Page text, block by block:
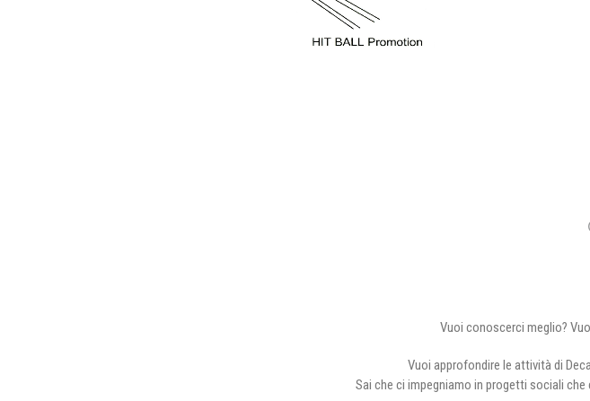
Vuoi conoscerci meglio?
Vuoi approfondire le attività di
Sai che ci impegniamo in progetti sociali